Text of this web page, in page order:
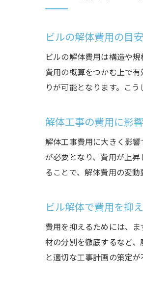
ビルの解体費用の目
ビルの解体費用は構造や
費用の概算をつかむ上で
りが可能となります。こ
解体工事の費用に影
解体工事費用に大きく影
が必要となり、費用が上
ることで、解体費用の変
ビル解体で費用を抑
費用を抑えるためには、
材の分別を徹底するなど
と適切な工事計画の策定